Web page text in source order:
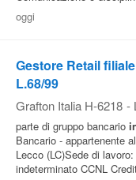
oggi
Gestore Retail
L.68/99
Grafton Italia H-6218 -
parte di gruppo bancario
Bancario - appartenente
Lecco (LC)Sede di
indeterminato CCNL